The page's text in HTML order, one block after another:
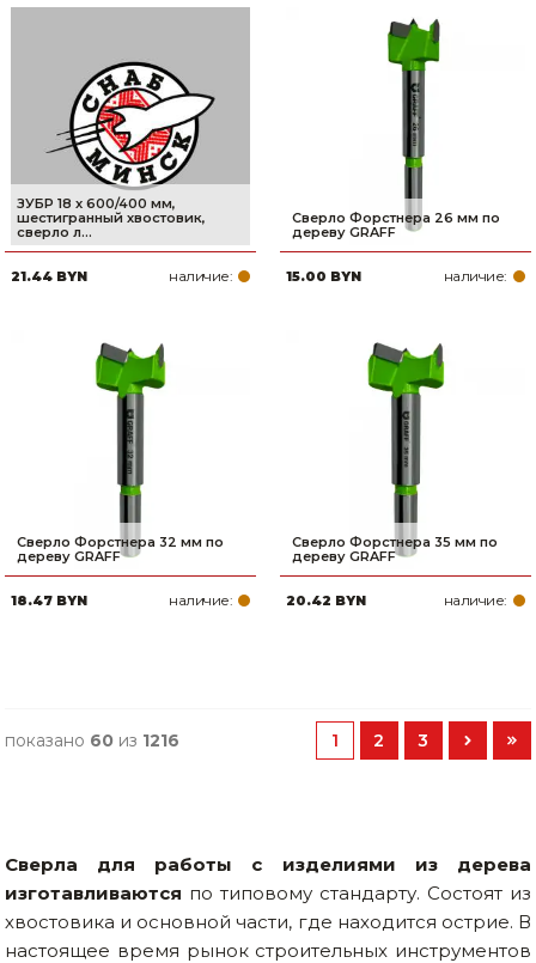
ЗУБР 18 x 600/400 мм,
шестигранный хвостовик,
cверло л...
21.44 BYN наличие:
Сверло Форстнера 26 мм по
дереву GRAFF
15.00 BYN наличие:
Сверло Форстнера 32 мм по
дереву GRAFF
18.47 BYN наличие:
Сверло Форстнера 35 мм по
дереву GRAFF
20.42 BYN наличие:
показано 60 из 1216 1 2 3
Сверла для работы с изделиями из дерева
изготавливаются по типовому стандарту. Состоят из
хвостовика и основной части, где находится острие. В
настоящее время рынок строительных инструментов